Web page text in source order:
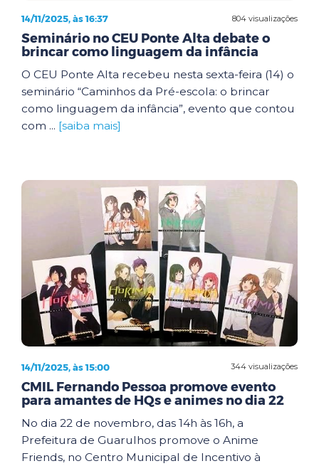
804 visualizações
14/11/2025, às 16:37
Seminário no CEU Ponte Alta debate o
brincar como linguagem da infância
O CEU Ponte Alta recebeu nesta sexta-feira (14) o
seminário “Caminhos da Pré-escola: o brincar
como linguagem da infância”, evento que contou
com ... [saiba mais]
344 visualizações
14/11/2025, às 15:00
CMIL Fernando Pessoa promove evento
para amantes de HQs e animes no dia 22
No dia 22 de novembro, das 14h às 16h, a
Prefeitura de Guarulhos promove o Anime
Friends, no Centro Municipal de Incentivo à